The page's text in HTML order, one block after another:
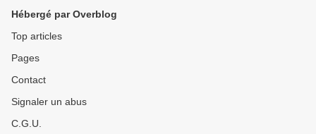
Hébergé par Overblog
Top articles
Pages
Contact
Signaler un abus
C.G.U.